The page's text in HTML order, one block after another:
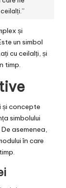
și
un simbol
cu ceilalți, și
timp.
și concepte
simbolului
asemenea,
în care